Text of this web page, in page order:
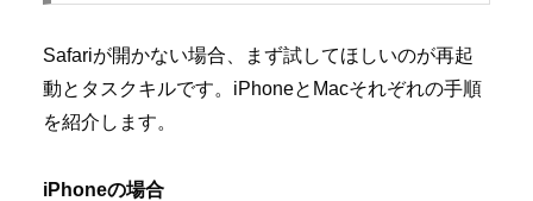
Safariが開かない場合、まず試してほしいのが再起
動とタスクキルです。iPhoneとMacそれぞれの手順
を紹介します。
iPhoneの場合